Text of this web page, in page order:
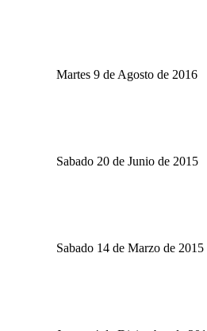
Martes 9 de Agosto de 2016
Sabado 20 de Junio de 2015
Sabado 14 de Marzo de 2015